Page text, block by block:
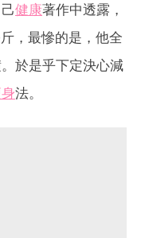
健康著作中透露，
，最慘的是，他全
於是乎下定決心減
法。